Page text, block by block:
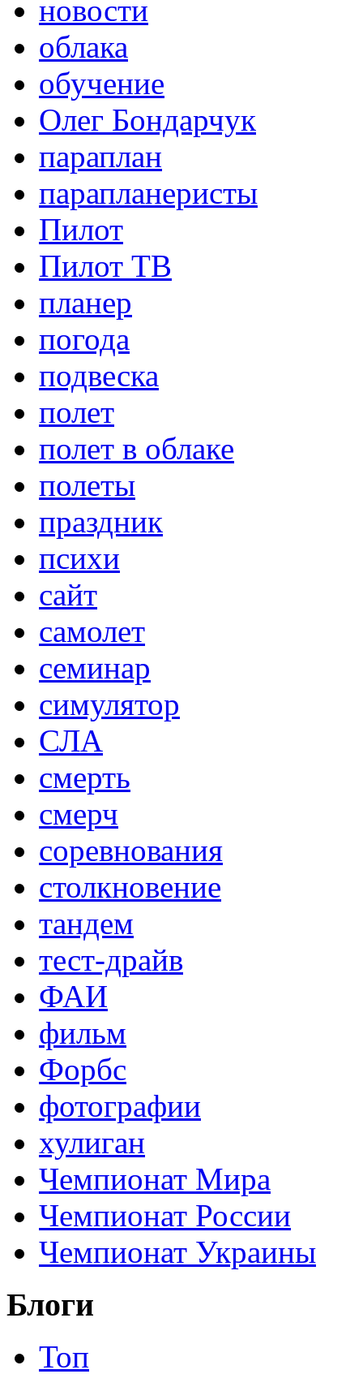
новости
облака
обучение
Олег Бондарчук
параплан
парапланеристы
Пилот
Пилот ТВ
планер
погода
подвеска
полет
полет в облаке
полеты
праздник
психи
сайт
самолет
семинар
симулятор
СЛА
смерть
смерч
соревнования
столкновение
тандем
тест-драйв
ФАИ
фильм
Форбс
фотографии
хулиган
Чемпионат Мира
Чемпионат России
Чемпионат Украины
Блоги
Топ